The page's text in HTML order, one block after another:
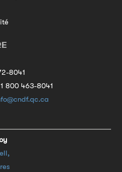
8041
1 800 463-8041